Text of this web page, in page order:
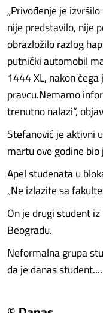
„Privođenje je
nije predstavilo, nije
obrazložilo razlog
putnički automobil
1444 XL, nakon
pravcu.Nemamo
trenutno nalazi“,
Stefanović je aktivni
martu ove godine
Apel studenata u
„Ne izlazite sa
On je drugi student
Beogradu.
Neformalna grupa
da je danas